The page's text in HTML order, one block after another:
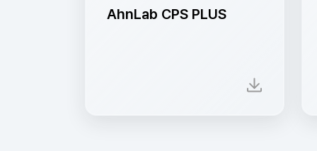
AhnLab CPS PLUS
download